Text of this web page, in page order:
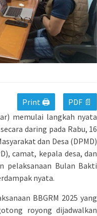
Print 🖨
PDF 📄
memulai langkah nyata
daring pada Rabu, 16
dan Desa (DPMD)
camat, kepala desa, dan
pelaksanaan Bulan Bakti
nyata.
BBGRM 2025 yang
royong dijadwalkan